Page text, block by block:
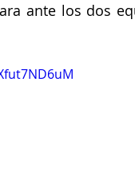
ante los dos